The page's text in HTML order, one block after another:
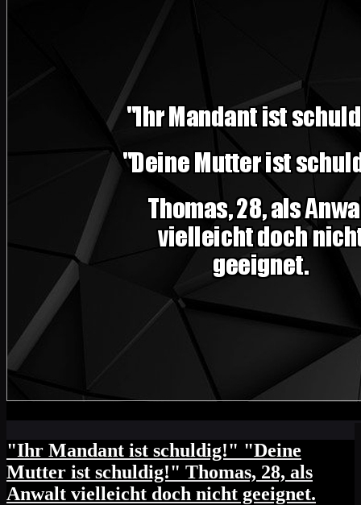
"Ihr Mandant ist schuldig!" "Deine
Mutter ist schuldig!" Thomas, 28, als
Anwalt vielleicht doch nicht geeignet.